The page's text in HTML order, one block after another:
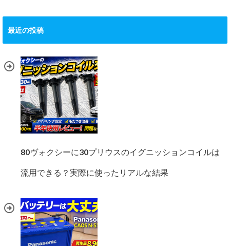
最近の投稿
80ヴォクシーに30プリウスのイグニッションコイルは
流用できる？実際に使ったリアルな結果